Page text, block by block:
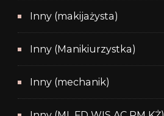
Inny (makijażysta)
Inny (Manikiurzystka)
Inny (mechanik)